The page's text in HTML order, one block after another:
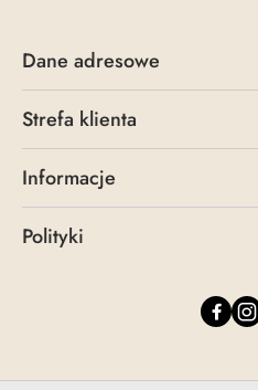
Dane adresowe
Strefa klienta
Informacje
Polityki